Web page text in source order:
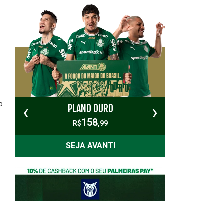
PLANO OURO
R$158,99
‹ ›
SEJA AVANTI